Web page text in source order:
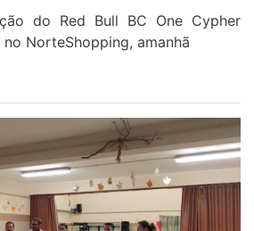
do Red Bull BC One Cypher
NorteShopping, amanhã